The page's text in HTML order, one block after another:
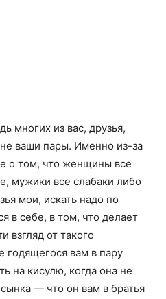
многих из вас, друзья,
ваши пары. Именно из-за
о том, что женщины все
мужики все слабаки либо
мои, искать надо по
в себе, в том, что делает
взгляд от такого
годящегося вам в пару
на кисулю, когда она не
— что он вам в братья